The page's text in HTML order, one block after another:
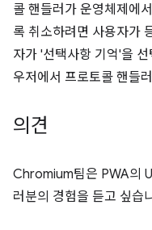
콜 핸들러가 운영체제에
록 취소하려면 사용자가
자가 '선택사항 기억'을
우저에서 프로토콜 핸들
의견
Chromium팀은 PWA의
러분의 경험을 듣고 싶습